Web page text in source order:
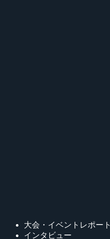
大会・イベントレポート
インタビュー